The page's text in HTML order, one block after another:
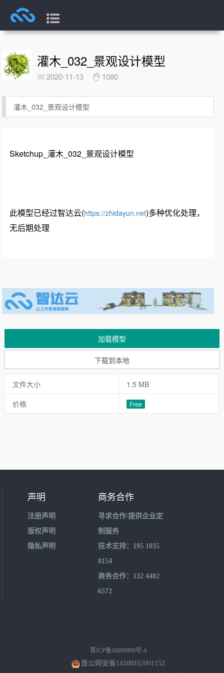
灌木_032_景观设计模型
2020-11-13 1080
灌木_032_景观设计模型
Sketchup_灌木_032_景观设计模型
此模型已经过智达云(https://zhidayun.net)多种优化处理，
无后期处理
加载模型
下载到本地
文件大小
1.5 MB
价格
Free
声明
注册声明
版权声明
隐私声明
商务合作
寻求合作/提供企业定
制服务
技术支持：195 1035
8154
商务合作：132 4482
6572
晋ICP备16009909号-4
晋公网安备14108102001152